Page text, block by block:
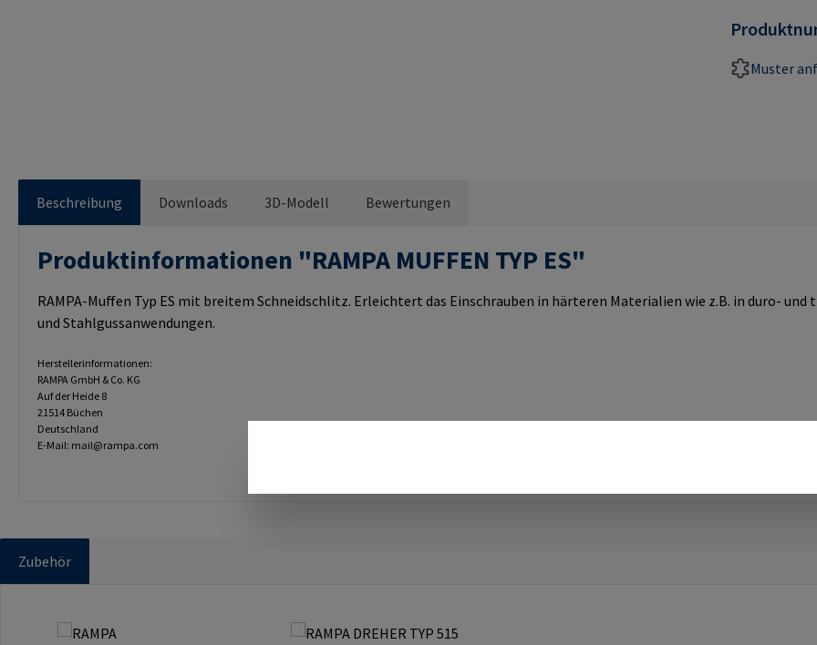
Muster
Beschreibung Downloads 3D-Modell Bewertungen
Produktinformationen "RAMPA MUFFEN TYP ES"
RAMPA-Muffen Typ ES mit breitem Schneidschlitz. Erleichtert das Einschrauben in härteren Materialien wie z.B. in duro-
und Stahlgussanwendungen.
Herstellerinformationen:
RAMPA GmbH & Co. KG
Auf der Heide 8
21514 Büchen
Deutschland
E-Mail: mail@rampa.com
Zubehör